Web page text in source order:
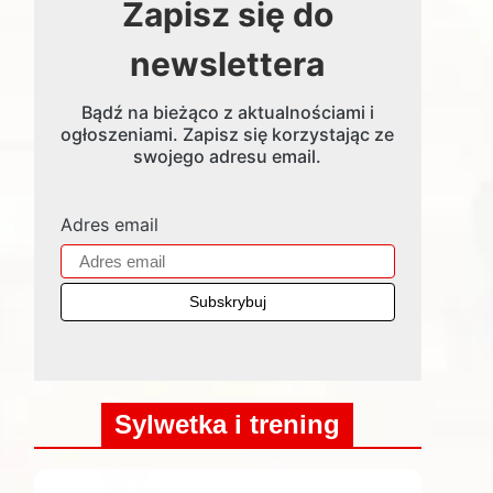
Zapisz się do
newslettera
Bądź na bieżąco z aktualnościami i
ogłoszeniami. Zapisz się korzystając ze
swojego adresu email.
Adres email
Sylwetka i trening